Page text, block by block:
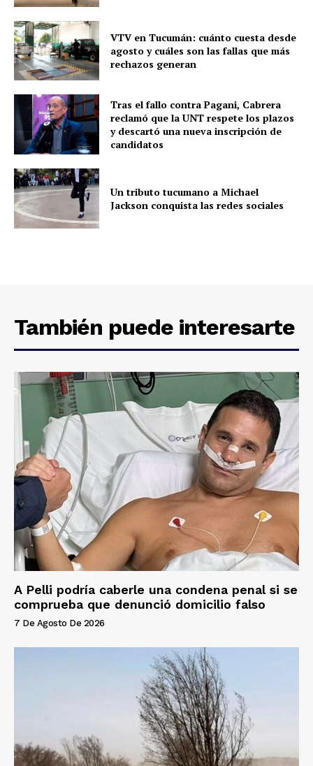
VTV en Tucumán: cuánto cuesta desde
agosto y cuáles son las fallas que más
rechazos generan
Tras el fallo contra Pagani, Cabrera
reclamó que la UNT respete los plazos
y descartó una nueva inscripción de
candidatos
Un tributo tucumano a Michael
Jackson conquista las redes sociales
También puede interesarte
A Pelli podría caberle una condena penal si se
comprueba que denunció domicilio falso
7 De Agosto De 2026